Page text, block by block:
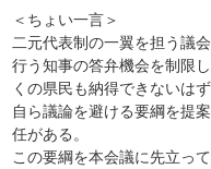
＜ちょい一言＞
二元代表制の一翼を担う議
行う知事の答弁機会を制限
くの県民も納得できないは
自ら議論を避ける要綱を提
任がある。
この要綱を本会議に先立っ